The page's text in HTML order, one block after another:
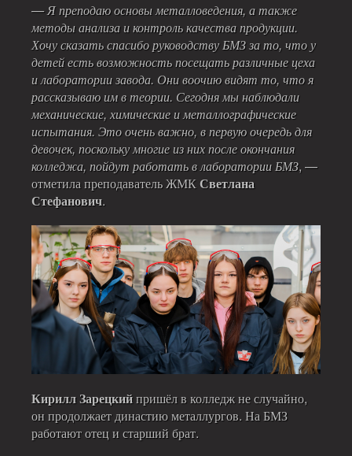
— Я преподаю основы металловедения, а также
методы анализа и контроль качества продукции.
Хочу сказать спасибо руководству БМЗ за то, что у
детей есть возможность посещать различные цеха
и лаборатории завода. Они воочию видят то, что я
рассказываю им в теории. Сегодня мы наблюдали
механические, химические и металлографические
испытания. Это очень важно, в первую очередь для
девочек, поскольку многие из них после окончания
колледжа, пойдут работать в лаборатории БМЗ, —
отметила преподаватель ЖМКСветлана
Стефанович.
Кирилл Зарецкийпришёл в колледж не случайно,
он продолжает династию металлургов. На БМЗ
работают отец и старший брат.